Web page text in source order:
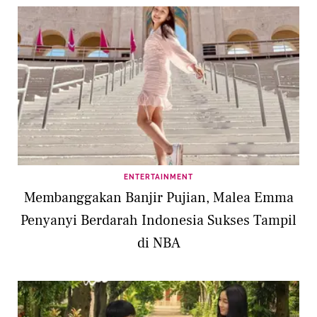
ENTERTAINMENT
Membanggakan Banjir Pujian, Malea Emma
Penyanyi Berdarah Indonesia Sukses Tampil
di NBA